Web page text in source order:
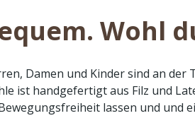
Wohl
Damen und Kinder sind an
ist handgefertigt aus Filz und
lassen und und